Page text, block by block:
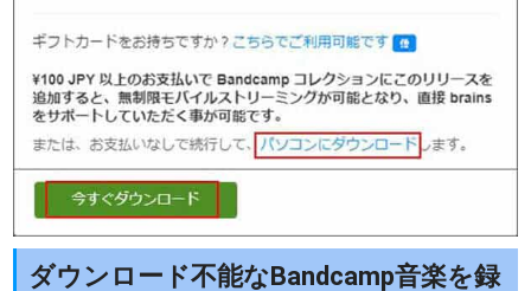
ダウンロード不能なBandcamp音楽を録